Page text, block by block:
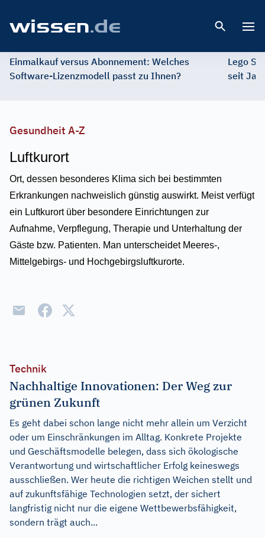
Einmalkauf versus Abonnement: Welches
Software-Lizenzmodell passt zu Ihnen?
Lego
seit
Gesundheit A-Z
Luftkurort
Ort, dessen besonderes Klima sich bei bestimmten
Erkrankungen nachweislich günstig auswirkt. Meist verfügt
ein Luftkurort über besondere Einrichtungen zur
Aufnahme, Verpflegung, Therapie und Unterhaltung der
Gäste bzw. Patienten. Man unterscheidet Meeres-,
Mittelgebirgs- und Hochgebirgsluftkurorte.
Technik
Nachhaltige Innovationen: Der Weg zur
grünen Zukunft
Es geht dabei schon lange nicht mehr allein um Verzicht
oder um Einschränkungen im Alltag. Konkrete Projekte
und Geschäftsmodelle belegen, dass sich ökologische
Verantwortung und wirtschaftlicher Erfolg keineswegs
ausschließen. Wer heute die richtigen Weichen stellt und
auf zukunftsfähige Technologien setzt, der sichert
langfristig nicht nur die eigene Wettbewerbsfähigkeit,
sondern trägt auch...